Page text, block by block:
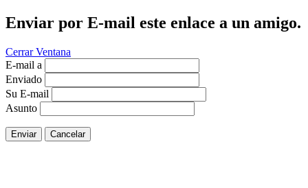
Enviar por E-mail este enlace a un amigo.
Cerrar Ventana
E-mail a
Enviado
Su E-mail
Asunto
Enviar Cancelar